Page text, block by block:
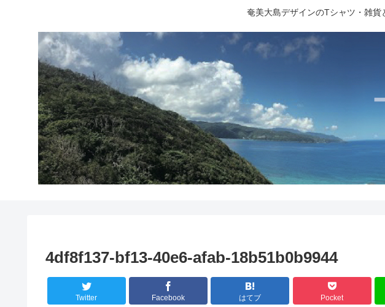
奄美大島デザインのTシャツ・雑
4df8f137-bf13-40e6-afab-18b51b0b9944
Twitter Facebook はてブ Pocket